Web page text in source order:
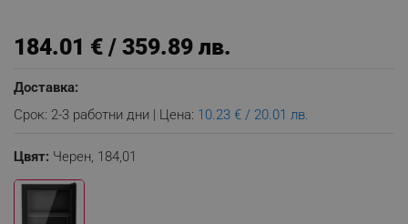
184.01 € / 359.89 лв.
Доставка:
Срок: 2-3 работни дни | Цена: 10.23 € / 20.01 лв.
Цвят: Черен, 184,01